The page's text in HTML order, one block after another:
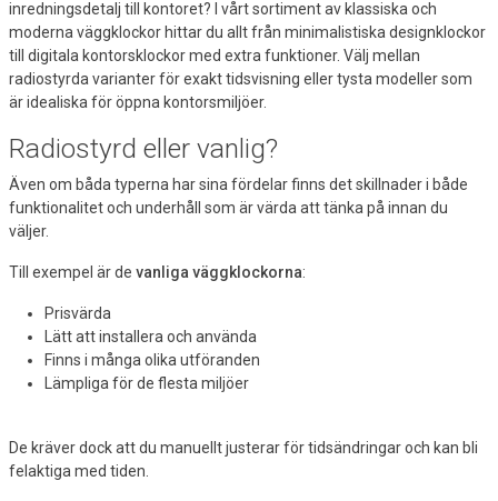
inredningsdetalj till kontoret? I vårt sortiment av klassiska och
moderna väggklockor hittar du allt från minimalistiska designklockor
till digitala kontorsklockor med extra funktioner. Välj mellan
radiostyrda varianter för exakt tidsvisning eller tysta modeller som
är idealiska för öppna kontorsmiljöer.
Radiostyrd eller vanlig?
Även om båda typerna har sina fördelar finns det skillnader i både
funktionalitet och underhåll som är värda att tänka på innan du
väljer.
Till exempel är de vanliga väggklockorna:
Prisvärda
Lätt att installera och använda
Finns i många olika utföranden
Lämpliga för de flesta miljöer
De kräver dock att du manuellt justerar för tidsändringar och kan bli
felaktiga med tiden.